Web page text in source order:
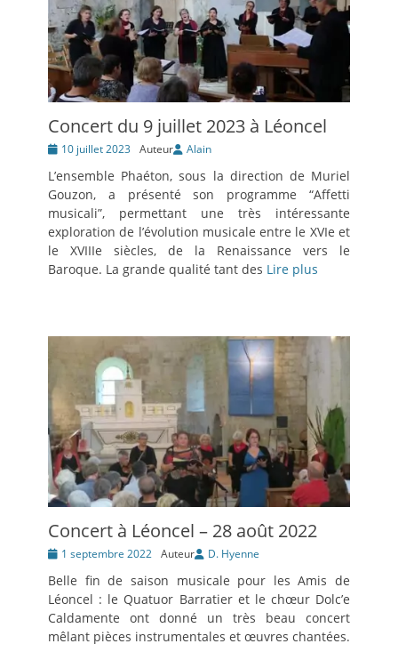
Concert du 9 juillet 2023 à Léoncel
Posté10 juillet 2023 Auteur Alain
L’ensemble Phaéton, sous la direction de Muriel
Gouzon, a présenté son programme “Affetti
musicali”, permettant une très intéressante
exploration de l’évolution musicale entre le XVIe et
le XVIIIe siècles, de la Renaissance vers le
Baroque. La grande qualité tant des Lire plus
Concert à Léoncel – 28 août 2022
Posté1 septembre 2022 Auteur D. Hyenne
Belle fin de saison musicale pour les Amis de
Léoncel : le Quatuor Barratier et le chœur Dolc’e
Caldamente ont donné un très beau concert
mêlant pièces instrumentales et œuvres chantées.